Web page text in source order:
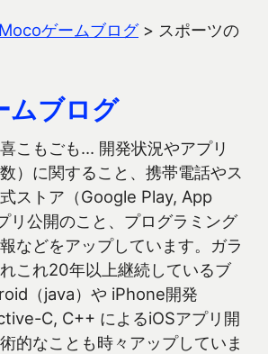
Mocoゲームブログ> スポーツの
ムブログ
こもごも… 開発状況やアプリ
数）に関すること、携帯電話やス
ストア（Google Play, App
リ公開のこと、プログラミング
などをアップしています。ガラ
これ20年以上継続しているブ
（java）や iPhone開発
C, C++ によるiOSアプリ開
的なことも時々アップしていま